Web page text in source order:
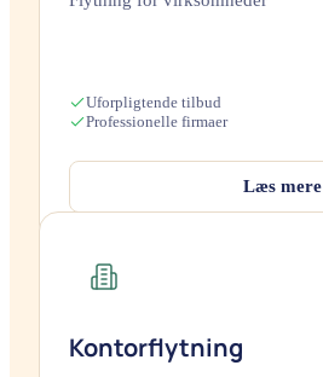
Uforpligtende tilbud
Professionelle firmaer
Læs mere
Kontorflytning